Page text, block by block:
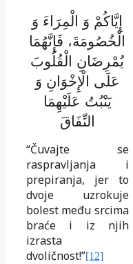
إِيَّاكُمْ وَ الْمِرَاءَ وَ
الْخُصُومَةَ، فَإِنَّهُمَا
يُمْرِضَانِ الْقُلُوبَ
عَلَى الْإِخْوَانِ وَ
يَنْبُتُ عَلَيْهِمَا
النِّفَاقَ
“Čuvajte se
raspravljanja i
prepiranja, jer to
dvoje uzrokuje
bolest među srcima
braće i iz njih
izrasta
dvoličnost!”[12]